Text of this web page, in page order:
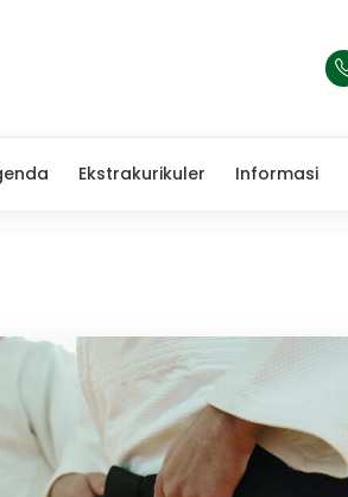
Ekstrakurikuler Informasi